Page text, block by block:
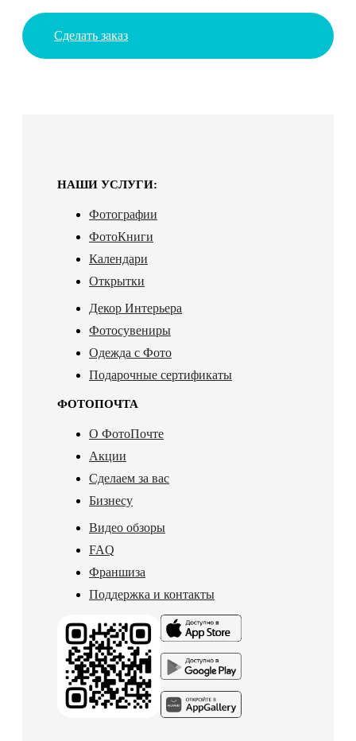
Сделать заказ
НАШИ УСЛУГИ:
Фотографии
ФотоКниги
Календари
Открытки
Декор Интерьера
Фотосувениры
Одежда с Фото
Подарочные сертификаты
ФОТОПОЧТА
О ФотоПочте
Акции
Сделаем за вас
Бизнесу
Видео обзоры
FAQ
Франшиза
Поддержка и контакты